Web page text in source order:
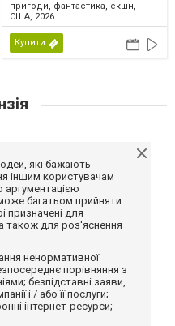
пригоди, фантастика, екшн,
США, 2026
Купити
які бажають
іншим користувачам
багатьом прийняти
призначені для
також для роз'яснення
ненормативної
порівняння з
безпідставні заяви,
і / або її послуги;
інтернет-ресурси;